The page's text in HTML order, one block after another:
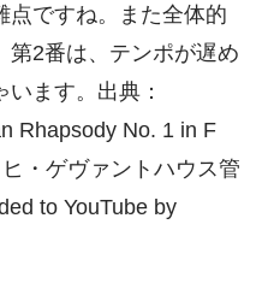
点ですね。また全体的
第2番は、テンポが遅め
ます。出典：
Rhapsody No. 1 in F
・ゲヴァントハウス管
to YouTube by